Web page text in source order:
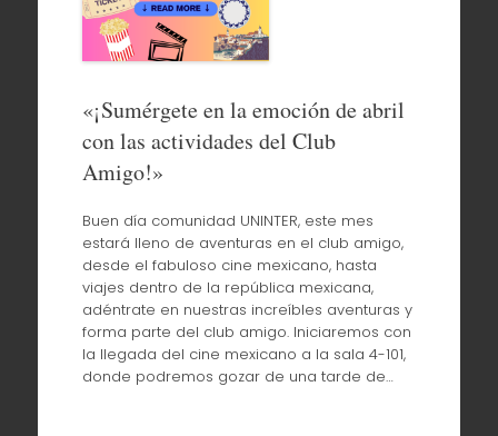
«¡Sumérgete en la emoción de abril
con las actividades del Club
Amigo!»
Buen día comunidad UNINTER, este mes
estará lleno de aventuras en el club amigo,
desde el fabuloso cine mexicano, hasta
viajes dentro de la república mexicana,
adéntrate en nuestras increíbles aventuras y
forma parte del club amigo. Iniciaremos con
la llegada del cine mexicano a la sala 4-101,
donde podremos gozar de una tarde de…